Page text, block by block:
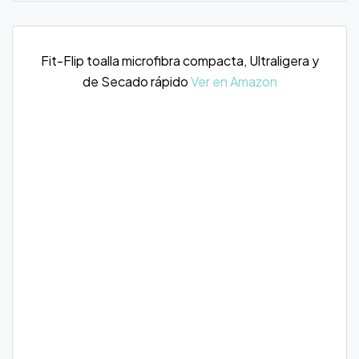
Fit-Flip toalla microfibra compacta, Ultraligera y
de Secado rápidoVer en Amazon